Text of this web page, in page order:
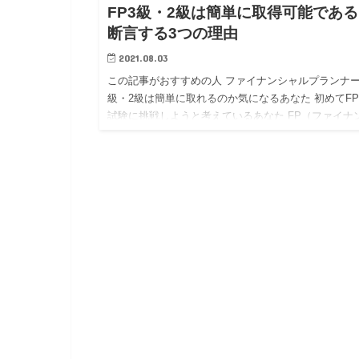
FP3級・2級は簡単に取得可能である
断言する3つの理由
2021.08.03
この記事がおすすめの人 ファイナンシャルプランナ
級・2級は簡単に取れるのか気になるあなた 初めて
試験に挑戦しようと考えているあなた FP（ファイナ